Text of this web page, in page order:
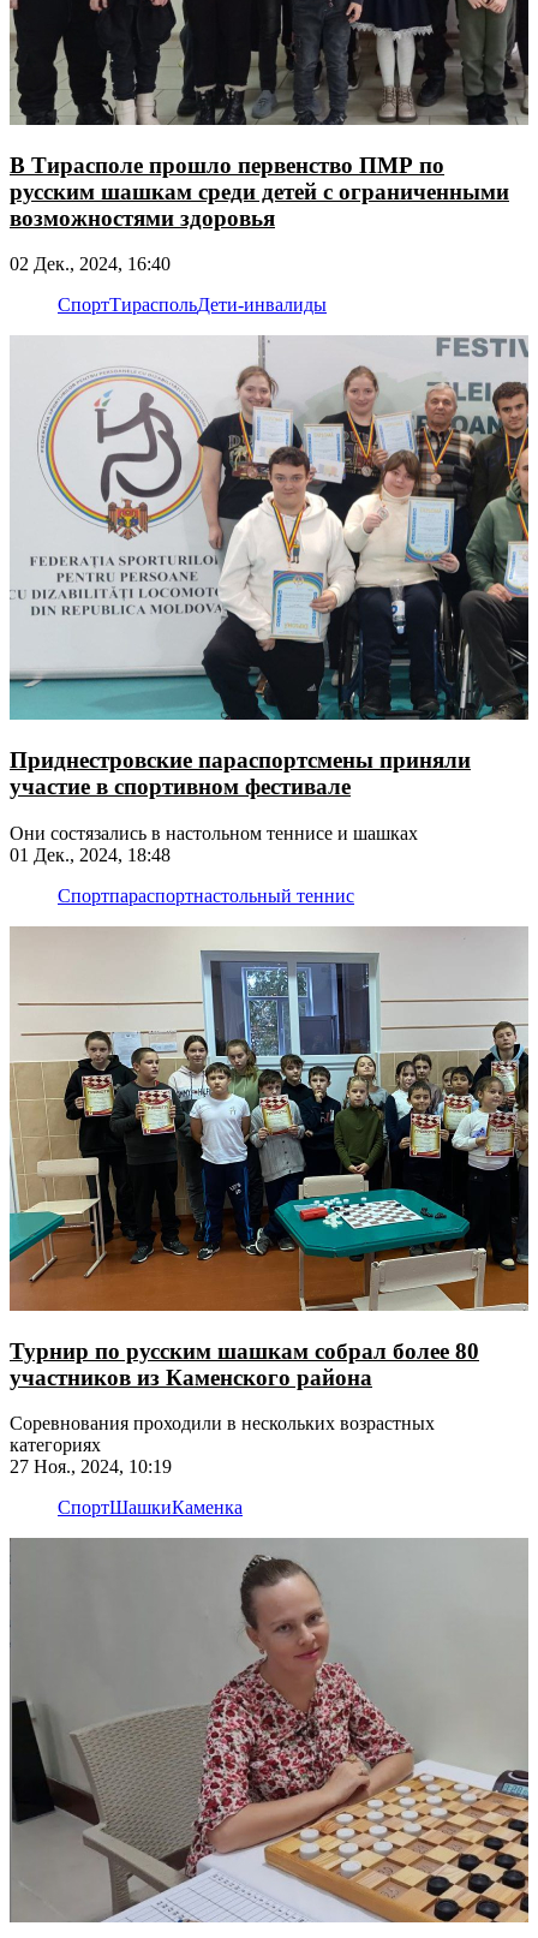
В Тирасполе прошло первенство ПМР по
русским шашкам среди детей с ограниченными
возможностями здоровья
02 Дек., 2024, 16:40
СпортТираспольДети-инвалиды
Приднестровские параспортсмены приняли
участие в спортивном фестивале
​​​​​​​Они состязались в настольном теннисе и шашках
01 Дек., 2024, 18:48
Спортпараспортнастольный теннис
Турнир по русским шашкам собрал более 80
участников из Каменского района
Соревнования проходили в нескольких возрастных
категориях
27 Ноя., 2024, 10:19
СпортШашкиКаменка